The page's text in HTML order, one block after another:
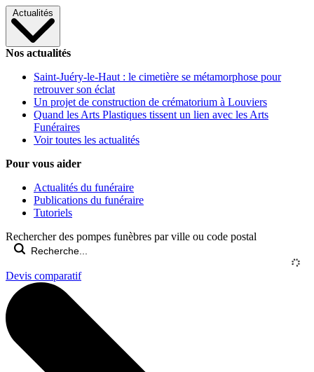
Actualités
Nos actualités
Saint-Juéry-le-Haut : le cimetière se métamorphose pour
retrouver son éclat
Un projet de construction de crématorium à Louviers
Quand les Arts Plastiques tissent un lien avec les Arts
Funéraires
Voir toutes les actualités
Pour vous aider
Actualités du funéraire
Publications du funéraire
Tutoriels
Rechercher des pompes funèbres par ville ou code postal
Devis comparatif